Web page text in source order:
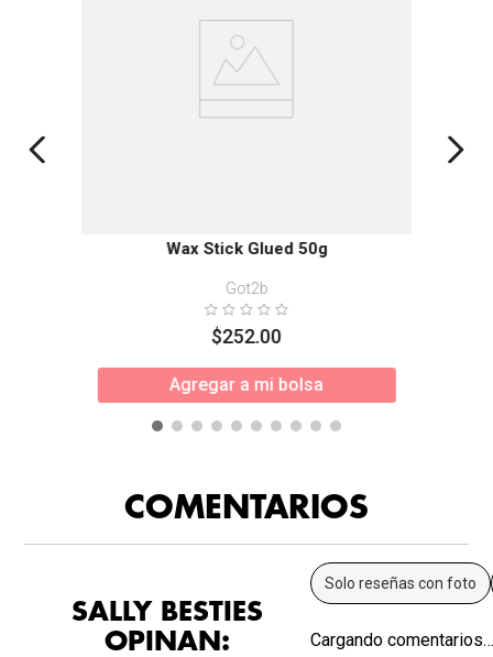
Wax Stick Glued 50g
Got2b
$252.00
Agregar a mi bolsa
COMENTARIOS
SALLY BESTIES
OPINAN:
Solo reseñas con foto
Cargando